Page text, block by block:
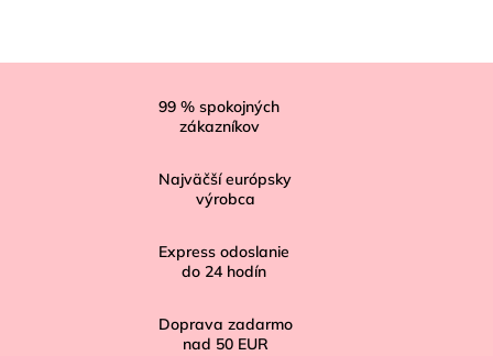
99 % spokojných
zákazníkov
Najväčší európsky
výrobca
Express odoslanie
do 24 hodín
Doprava zadarmo
nad 50 EUR